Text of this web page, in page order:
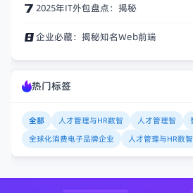
2025年IT外包盘点：揭秘
企业必藏：揭秘知名Web前端
热门标签
全部 人才管理与HR数智 人才管理智
全球化消费电子品牌企业
人才管理与HR数智